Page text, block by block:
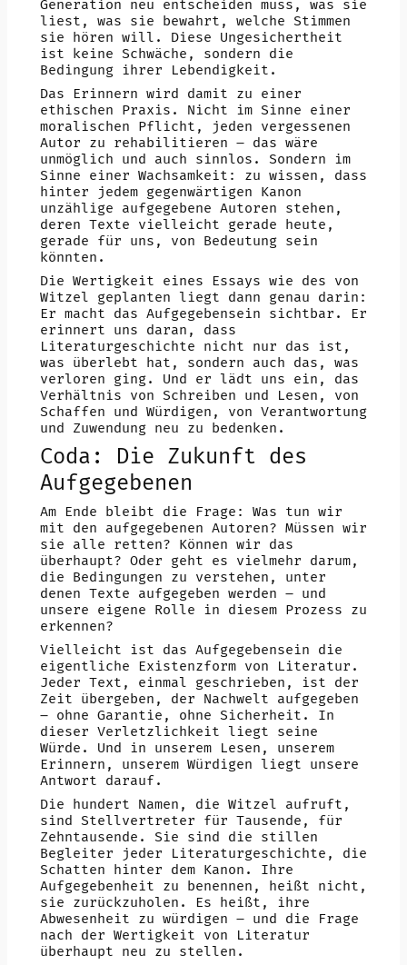
Generation neu entscheiden muss, was sie
liest, was sie bewahrt, welche Stimmen
sie hören will. Diese Ungesichertheit
ist keine Schwäche, sondern die
Bedingung ihrer Lebendigkeit.
Das Erinnern wird damit zu einer
ethischen Praxis. Nicht im Sinne einer
moralischen Pflicht, jeden vergessenen
Autor zu rehabilitieren – das wäre
unmöglich und auch sinnlos. Sondern im
Sinne einer Wachsamkeit: zu wissen, dass
hinter jedem gegenwärtigen Kanon
unzählige aufgegebene Autoren stehen,
deren Texte vielleicht gerade heute,
gerade für uns, von Bedeutung sein
könnten.
Die Wertigkeit eines Essays wie des von
Witzel geplanten liegt dann genau darin:
Er macht das Aufgegebensein sichtbar. Er
erinnert uns daran, dass
Literaturgeschichte nicht nur das ist,
was überlebt hat, sondern auch das, was
verloren ging. Und er lädt uns ein, das
Verhältnis von Schreiben und Lesen, von
Schaffen und Würdigen, von Verantwortung
und Zuwendung neu zu bedenken.
Coda: Die Zukunft des
Aufgegebenen
Am Ende bleibt die Frage: Was tun wir
mit den aufgegebenen Autoren? Müssen wir
sie alle retten? Können wir das
überhaupt? Oder geht es vielmehr darum,
die Bedingungen zu verstehen, unter
denen Texte aufgegeben werden – und
unsere eigene Rolle in diesem Prozess zu
erkennen?
Vielleicht ist das Aufgegebensein die
eigentliche Existenzform von Literatur.
Jeder Text, einmal geschrieben, ist der
Zeit übergeben, der Nachwelt aufgegeben
– ohne Garantie, ohne Sicherheit. In
dieser Verletzlichkeit liegt seine
Würde. Und in unserem Lesen, unserem
Erinnern, unserem Würdigen liegt unsere
Antwort darauf.
Die hundert Namen, die Witzel aufruft,
sind Stellvertreter für Tausende, für
Zehntausende. Sie sind die stillen
Begleiter jeder Literaturgeschichte, die
Schatten hinter dem Kanon. Ihre
Aufgegebenheit zu benennen, heißt nicht,
sie zurückzuholen. Es heißt, ihre
Abwesenheit zu würdigen – und die Frage
nach der Wertigkeit von Literatur
überhaupt neu zu stellen.